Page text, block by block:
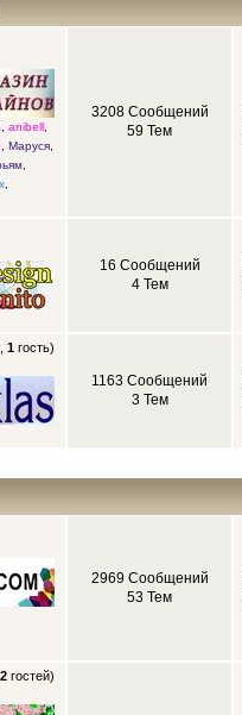
, anibell,
, Маруся,
,
,
3208 Сообщений
59 Тем
16 Сообщений
4 Тем
1 гость)
1163 Сообщений
3 Тем
2969 Сообщений
53 Тем
2 гостей)